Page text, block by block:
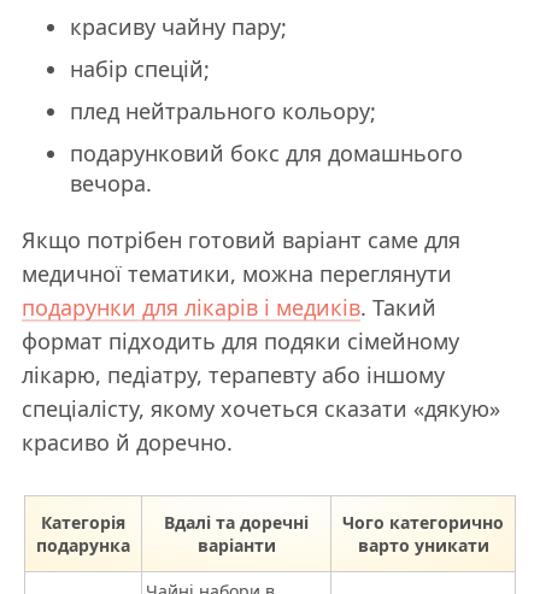
красиву чайну пару;
набір спецій;
плед нейтрального кольору;
подарунковий бокс для домашнього
вечора.
Якщо потрібен готовий варіант саме для
медичної тематики, можна переглянути
подарунки для лікарів і медиків. Такий
формат підходить для подяки сімейному
лікарю, педіатру, терапевту або іншому
спеціалісту, якому хочеться сказати «дякую»
красиво й доречно.
Категорія
подарунка
Вдалі та доречні
варіанти
Чого категорично
варто уникати